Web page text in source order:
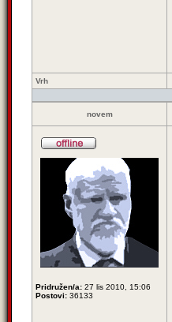
Vrh
novem
Pridružen/a: 27 lis 2010, 15:06
Postovi: 36133